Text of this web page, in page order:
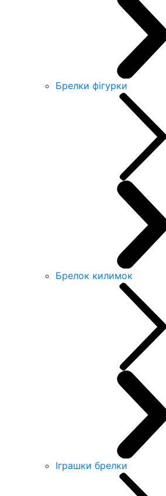
Брелки фігурки
Брелок килимок
Іграшки брелки